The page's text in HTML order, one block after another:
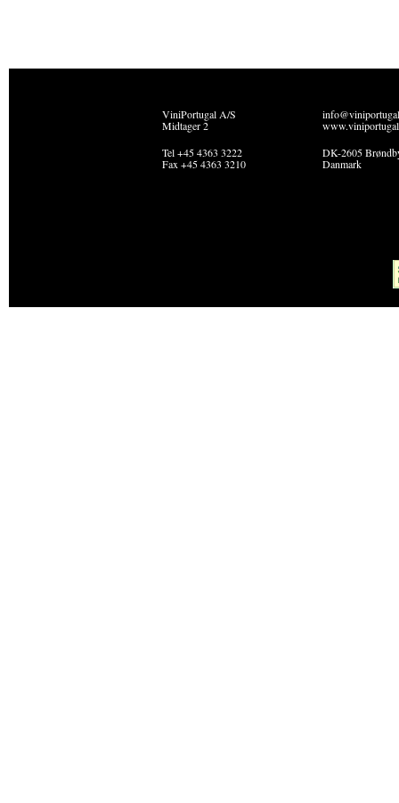
ViniPortugal A/S
Midtager 2
Tel +45 4363 3222
Fax +45 4363 3210
DK-2605
Danmark